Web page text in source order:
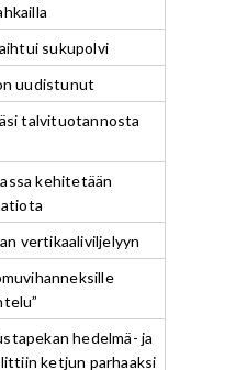
sukupolvi
uudistunut
talvituotannosta
kehitetään
vertikaaliviljelyyn
hedelmä- ja
ketjun parhaaksi